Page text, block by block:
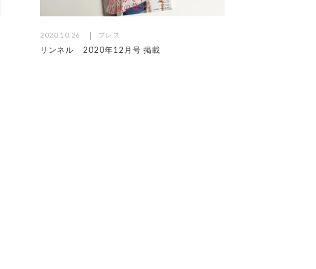
2020.10.26 プレス
リンネル 2020年12月号 掲載